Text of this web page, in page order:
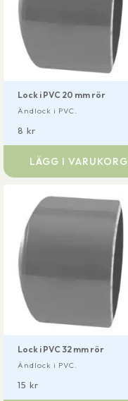
Lock i PVC 20 mm rör
8 kr
Ändlock i PVC.
LÄGG I VARUKORG
Lock i PVC 32 mm rör
15 kr
Ändlock i PVC.